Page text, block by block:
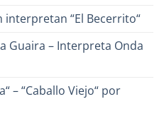
interpretan “El Becerrito“
Guaira – Interpreta Onda
– “Caballo Viejo“ por